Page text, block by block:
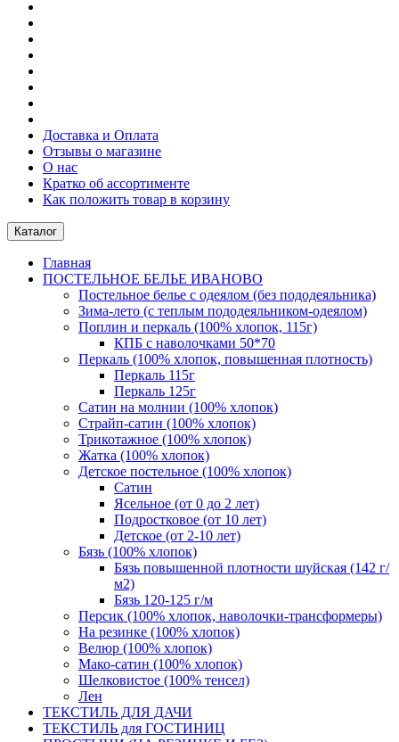
Доставка и Оплата
Отзывы о магазине
О нас
Кратко об ассортименте
Как положить товар в корзину
Каталог
Главная
ПОСТЕЛЬНОE БЕЛЬE ИВАНОВО
Постельное белье с одеялом (без пододеяльника)
Зима-лето (с теплым пододеяльником-одеялом)
Поплин и перкаль (100% хлопок, 115г)
КПБ с наволочками 50*70
Перкаль (100% хлопок, повышенная плотность)
Перкаль 115г
Перкаль 125г
Сатин на молнии (100% хлопок)
Страйп-сатин (100% хлопок)
Трикотажное (100% хлопок)
Жатка (100% хлопок)
Детское постельное (100% хлопок)
Сатин
Ясельное (от 0 до 2 лет)
Подростковое (от 10 лет)
Детское (от 2-10 лет)
Бязь (100% хлопок)
Бязь повышенной плотности шуйская (142 г/
м2)
Бязь 120-125 г/м
Персик (100% хлопок, наволочки-трансформеры)
На резинке (100% хлопок)
Велюр (100% хлопок)
Мако-сатин (100% хлопок)
Шелковистое (100% тенсел)
Лен
ТЕКСТИЛЬ ДЛЯ ДАЧИ
ТЕКСТИЛЬ для ГОСТИНИЦ